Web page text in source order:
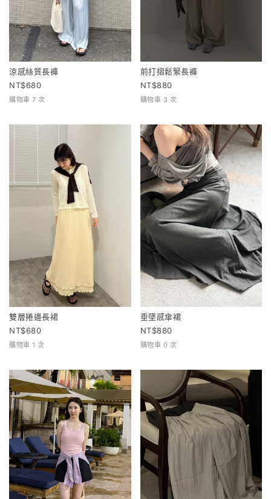
涼感絲質長褲
680
購物車 7 次
前打摺鬆緊長褲
880
購物車 3 次
雙層捲邊長裙
680
購物車 1 次
垂墜感傘裙
880
購物車 0 次